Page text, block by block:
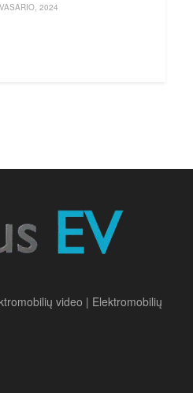
2024
video | Elektromobilių